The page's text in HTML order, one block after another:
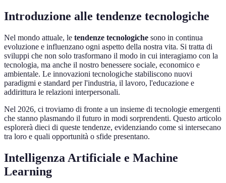
Introduzione alle tendenze tecnologiche
Nel mondo attuale, le tendenze tecnologiche sono in continua
evoluzione e influenzano ogni aspetto della nostra vita. Si tratta di
sviluppi che non solo trasformano il modo in cui interagiamo con la
tecnologia, ma anche il nostro benessere sociale, economico e
ambientale. Le innovazioni tecnologiche stabiliscono nuovi
paradigmi e standard per l'industria, il lavoro, l'educazione e
addirittura le relazioni interpersonali.
Nel 2026, ci troviamo di fronte a un insieme di tecnologie emergenti
che stanno plasmando il futuro in modi sorprendenti. Questo articolo
esplorerà dieci di queste tendenze, evidenziando come si intersecano
tra loro e quali opportunità o sfide presentano.
Intelligenza Artificiale e Machine
Learning